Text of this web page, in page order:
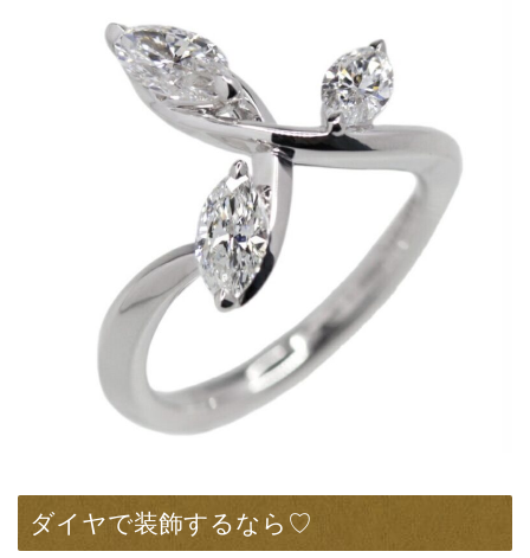
ダイヤで装飾するなら♡